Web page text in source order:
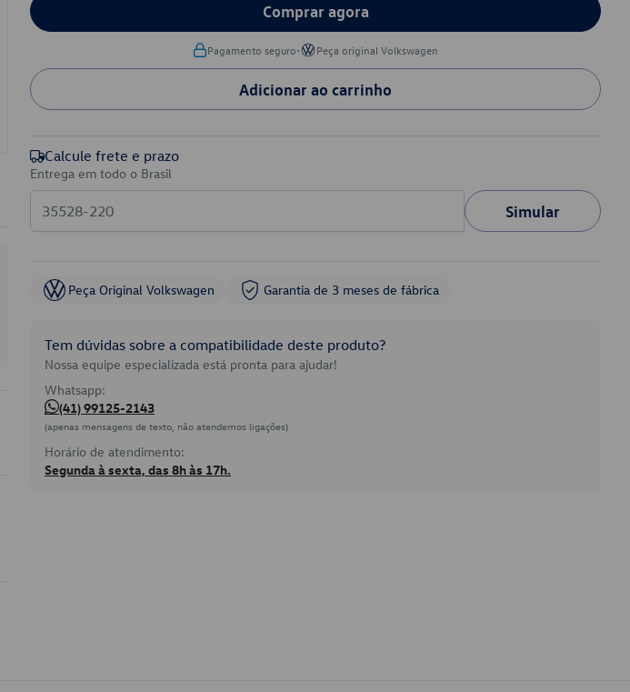
Comprar agora
Pagamento seguro• Peça original Volkswagen
Adicionar ao carrinho
Calcule frete e prazo
Entrega em todo o Brasil
Simular
Peça Original Volkswagen Garantia de 3 meses de fábrica
Tem dúvidas sobre a compatibilidade deste produto?
Nossa equipe especializada está pronta para ajudar!
Whatsapp:
(41) 99125-2143
(apenas mensagens de texto, não atendemos ligações)
Horário de atendimento:
Segunda à sexta, das 8h às 17h.